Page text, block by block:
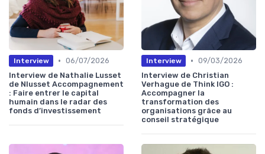
Interview • 06/07/2026
Interview de Nathalie Lusset
de Nlusset Accompagnement
: Faire entrer le capital
humain dans le radar des
fonds d’investissement
Interview • 09/03/2026
Interview de Christian
Verhague de Think IGO :
Accompagner la
transformation des
organisations grâce au
conseil stratégique